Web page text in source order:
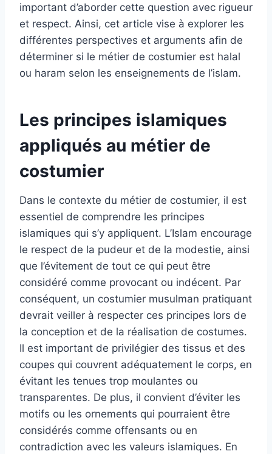
important d’aborder cette question avec rigueur
et respect. Ainsi, cet article vise à explorer les
différentes perspectives et arguments afin de
déterminer si le métier de costumier est halal
ou haram selon les enseignements de l’islam.
Les principes islamiques
appliqués au métier de
costumier
Dans le contexte du métier de costumier, il est
essentiel de comprendre les principes
islamiques qui s’y appliquent. L’Islam encourage
le respect de la pudeur et de la modestie, ainsi
que l’évitement de tout ce qui peut être
considéré comme provocant ou indécent. Par
conséquent, un costumier musulman pratiquant
devrait veiller à respecter ces principes lors de
la conception et de la réalisation de costumes.
Il est important de privilégier des tissus et des
coupes qui couvrent adéquatement le corps, en
évitant les tenues trop moulantes ou
transparentes. De plus, il convient d’éviter les
motifs ou les ornements qui pourraient être
considérés comme offensants ou en
contradiction avec les valeurs islamiques. En